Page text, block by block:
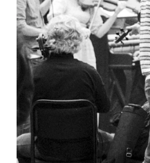
CREMAH
NordART
Prosjekter
Publikasjoner
INTERNASJONALT
Utveksling